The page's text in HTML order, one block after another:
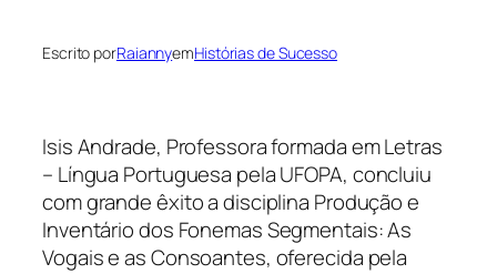
Escrito porRaiannyemHistórias de Sucesso
Isis Andrade, Professora formada em Letras
– Língua Portuguesa pela UFOPA, concluiu
com grande êxito a disciplina Produção e
Inventário dos Fonemas Segmentais: As
Vogais e as Consoantes, oferecida pela